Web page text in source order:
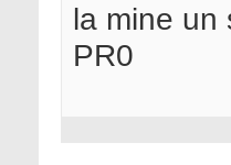
la mine un
PR0